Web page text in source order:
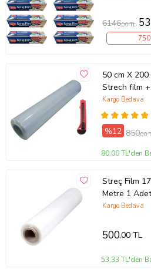
6146,00 TL
50 cm X
Strech film
Kargo Bedava
%12 850,00
80,00 TL'den
Streç Film
Metre 1 Adet
Kargo Bedava
500,00 TL
53,33 TL'den